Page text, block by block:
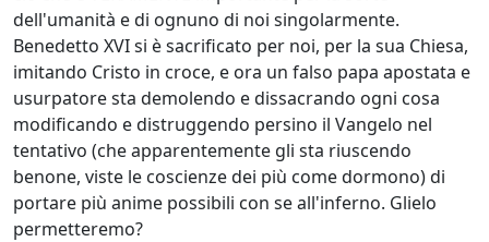
dell'umanità e di ognuno di noi singolarmente.
Benedetto XVI si è sacrificato per noi, per la sua Chiesa,
imitando Cristo in croce, e ora un falso papa apostata e
usurpatore sta demolendo e dissacrando ogni cosa
modificando e distruggendo persino il Vangelo nel
tentativo (che apparentemente gli sta riuscendo
benone, viste le coscienze dei più come dormono) di
portare più anime possibili con se all'inferno. Glielo
permetteremo?